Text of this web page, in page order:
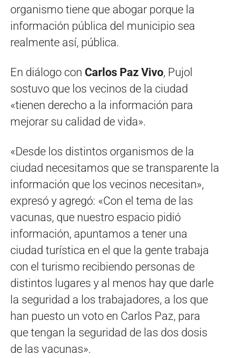
organismo tiene que abogar porque la
información pública del municipio sea
realmente así, pública.
En diálogo con Carlos Paz Vivo, Pujol
sostuvo que los vecinos de la ciudad
«tienen derecho a la información para
mejorar su calidad de vida».
«Desde los distintos organismos de la
ciudad necesitamos que se transparente la
información que los vecinos necesitan»,
expresó y agregó: «Con el tema de las
vacunas, que nuestro espacio pidió
información, apuntamos a tener una
ciudad turística en el que la gente trabaja
con el turismo recibiendo personas de
distintos lugares y al menos hay que darle
la seguridad a los trabajadores, a los que
han puesto un voto en Carlos Paz, para
que tengan la seguridad de las dos dosis
de las vacunas».